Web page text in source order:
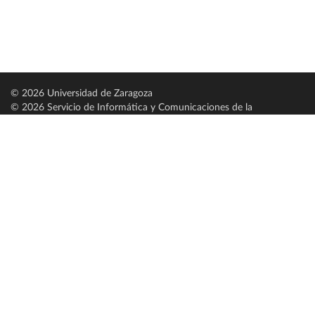
© 2026 Universidad de Zaragoza
© 2026 Servicio de Informática y Comunicaciones de la